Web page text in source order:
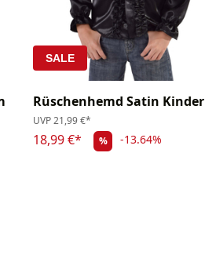
SALE
Rüschenhemd Satin Kinder
UVP21,99 €*
18,99 €* % -13.64%